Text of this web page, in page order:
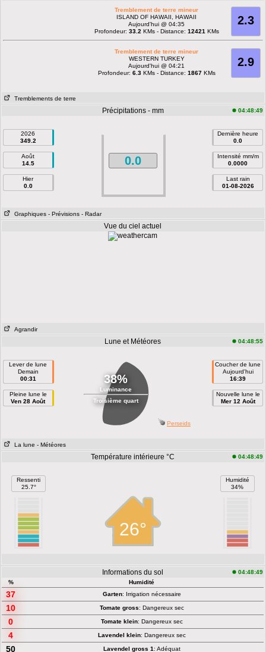
2.3
Tremblement de terre mineur
ISLAND OF HAWAII, HAWAII
Aujourd'hui @ 04:35
Profondeur: 33.2 KMs - Distance: 12421 KMs
2.9
Tremblement de terre mineur
WESTERN TURKEY
Aujourd'hui @ 04:21
Profondeur: 6.3KMs - Distance: 1867KMs
Tremblements de terre
Précipitations - mm 04:48:49
2026
349.2
Août
14.5
Hier
0.0
0.0
Dernière heure
0.0
Intensité mm/m
0.0000
Last rain
01-08-2026
Graphiques - Prévisions - Radar
Vue du ciel actuel
Agrandir
Lune et Météores 04:48:55
Lever de lune
Demain
00:31
Pleine lune le
Ven 28 Août
38%
Luminance
Troisième quart
Coucher de lune
Aujourd'hui
16:39
Nouvelle lune le
Mer 12 Août
Perseids
La lune - Météores
Température intérieure °C 04:48:49
Ressenti
25.7°
26°
Humidité
34%
Informations du sol
04:48:49
%
Humidité
37 Garten: Irrigation nécessaire
10 Tomate gross: Dangereux sec
0 Tomate klein: Dangereux sec
4 Lavendel klein: Dangereux sec
50 Lavendel gross 1 : Adéquat